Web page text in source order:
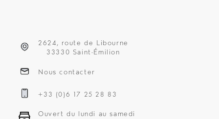
2624, route de Libourne
33330 Saint-Émilion
Nous contacter
+33 (0)6 17 25 28 83
Ouvert du lundi au samedi